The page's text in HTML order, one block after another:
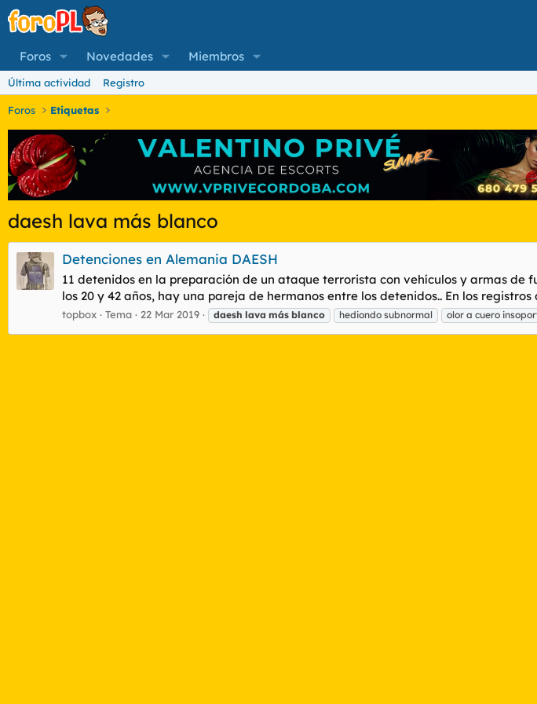
Foros Novedades Miembros
Última actividad Registro
Foros Etiquetas
daesh lava más blanco
Detenciones en Alemania DAESH
11 detenidos en la preparación de un ataque terrorista con vehículos y armas
los 20 y 42 años, hay una pareja de hermanos entre los detenidos.. En los
topbox Tema 22 Mar 2019 daesh lava más blanco hediondo subnormal olor a cuero